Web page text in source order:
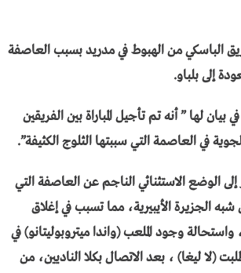
الباسكي من الهبوط في مدريد بسبب العاصفة
إلى بلباو.
بيان لها ” أنه تم تأجيل المباراة بين الفريقين
في العاصمة التي سببتها الثلوج الكثيفة”.
الوضع الاستثنائي الناجم عن العاصفة التي
الجزيرة الأيبيرية، مما تسبب في إغلاق
وجود الملعب (واندا ميتروبوليتانو) في
(لا ليغا) ، بعد الاتصال بكلا الناديين، من